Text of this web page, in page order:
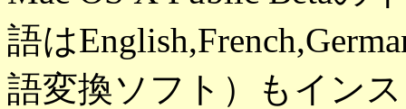
語は
語変換ソフト）もイン